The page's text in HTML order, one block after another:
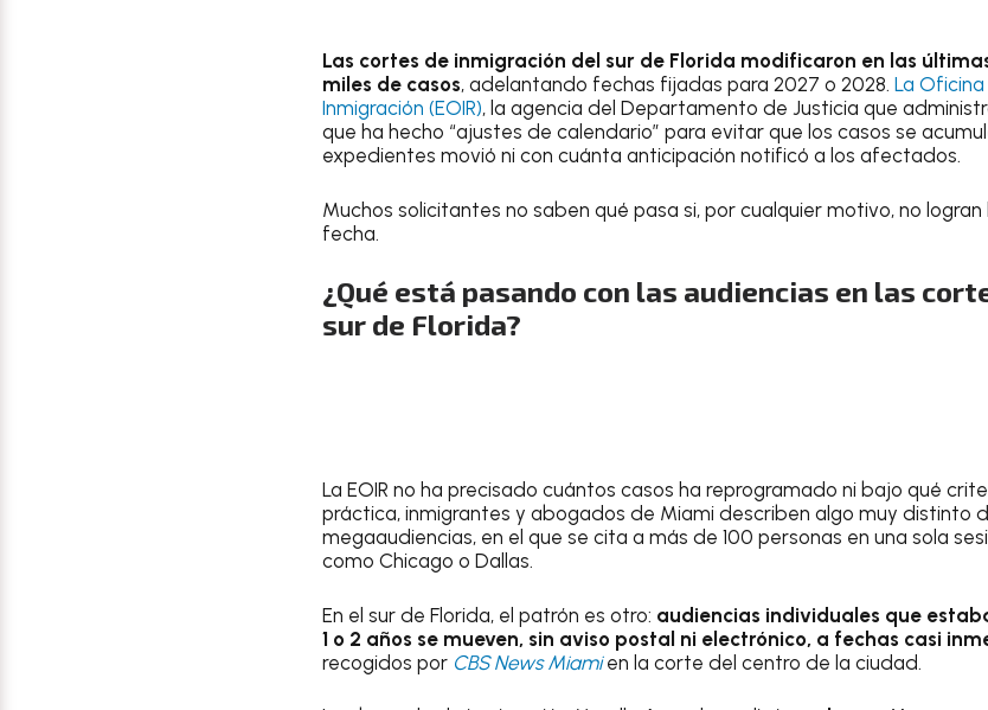
Las cortes de inmigración del sur de Florida modificaron en las
miles de casos, adelantando fechas fijadas para 2027 o 2028. La
Inmigración (EOIR), la agencia del Departamento de Justicia que
que ha hecho “ajustes de calendario” para evitar que los casos se
expedientes movió ni con cuánta anticipación notificó a los afectados.
Muchos solicitantes no saben qué pasa si, por cualquier motivo, no
fecha.
¿Qué está pasando con las audiencias en las
sur de Florida?
La EOIR no ha precisado cuántos casos ha reprogramado ni bajo qué
práctica, inmigrantes y abogados de Miami describen algo muy distinto
megaaudiencias, en el que se cita a más de 100 personas en una sola
como Chicago o Dallas.
En el sur de Florida, el patrón es otro: audiencias individuales que
1 o 2 años se mueven, sin aviso postal ni electrónico, a fechas casi
recogidos por CBS News Miamien la corte del centro de la ciudad.